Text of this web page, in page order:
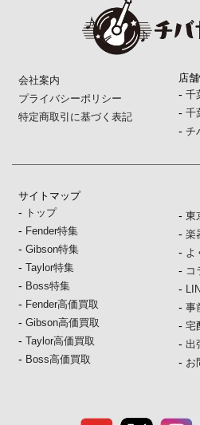
会社案内
プライバシーポリシー
特定商取引に基づく表記
店
- 千
- 千
- チ
サイトマップ
- トップ
- Fender特集
-Gibson特集
-Taylor特集
- Boss特集
- Fender高価買取
-Gibson高価買取
-Taylor高価買取
- Boss高価買取
- 東
- 楽
- よ
- コ
-
- 事
- 宅
- 出
- お